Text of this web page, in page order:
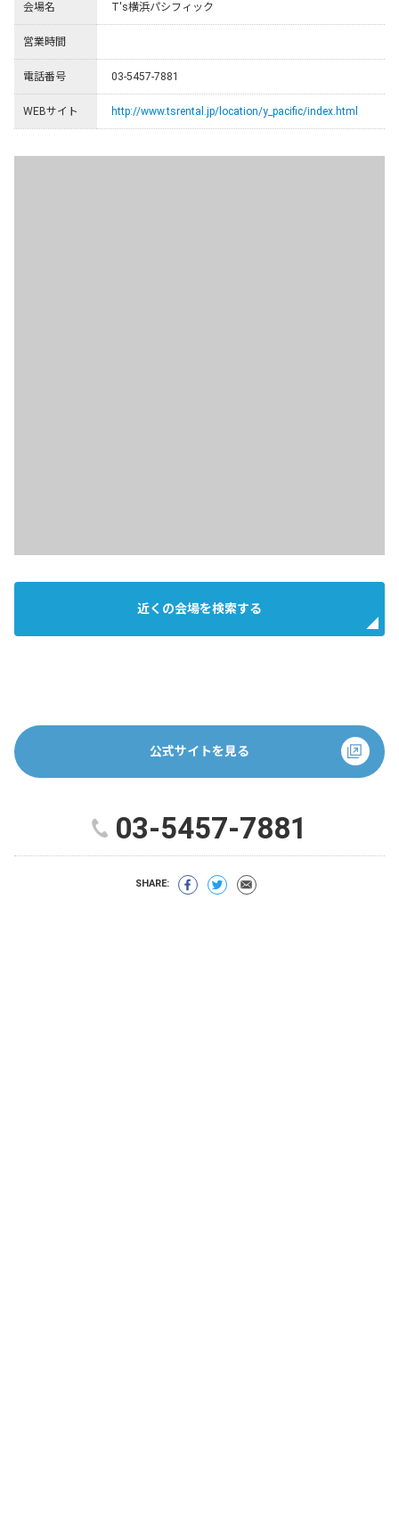
会場名 T's横浜パシフィック
営業時間
電話番号 03-5457-7881
WEBサイト http://www.tsrental.jp/location/y_pacific/index.html
近くの会場を検索する
公式サイトを見る
03-5457-7881
SHARE: